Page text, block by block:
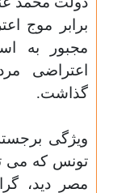
برابر موج
مجبور به
اعتراضی
گذاشت.
ویژگی
تونس که می
مصر دید،